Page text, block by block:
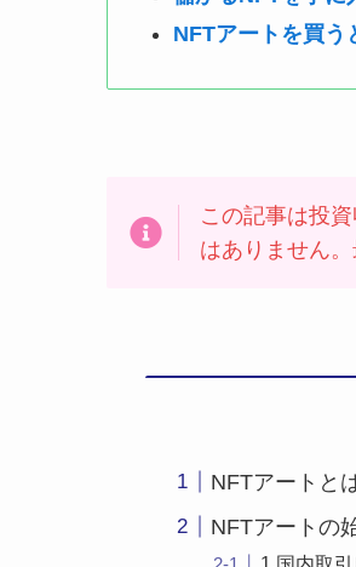
NFTアートを買う
この記事は投
はありません
NFTアートと
NFTアートの